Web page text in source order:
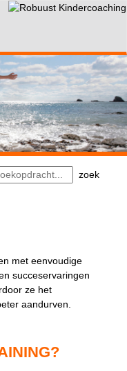
zoek
met eenvoudige
succeservaringen
ze het
aandurven.